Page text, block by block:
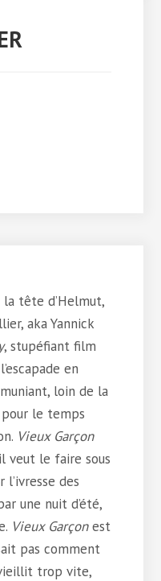
tête d’Helmut,
aka Yannick
, stupéfiant film
en
loin de la
le temps
Vieux Garçon
veut le faire sous
des
une nuit d’été,
Vieux Garçonest
pas comment
trop vite,